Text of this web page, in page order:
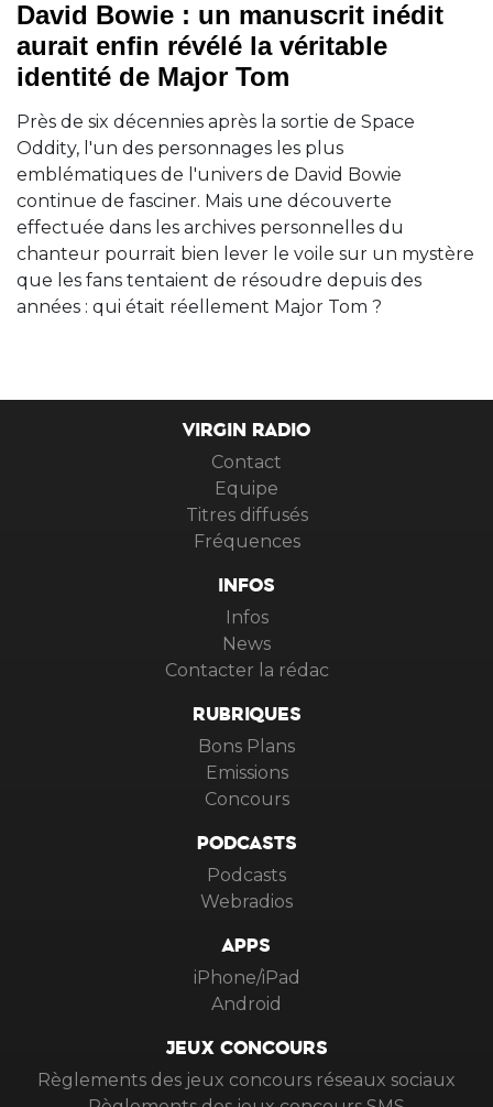
David Bowie : un manuscrit inédit
aurait enfin révélé la véritable
identité de Major Tom
Près de six décennies après la sortie de Space
Oddity, l'un des personnages les plus
emblématiques de l'univers de David Bowie
continue de fasciner. Mais une découverte
effectuée dans les archives personnelles du
chanteur pourrait bien lever le voile sur un mystère
que les fans tentaient de résoudre depuis des
années : qui était réellement Major Tom ?
VIRGIN RADIO
Contact
Equipe
Titres diffusés
Fréquences
INFOS
Infos
News
Contacter la rédac
RUBRIQUES
Bons Plans
Emissions
Concours
PODCASTS
Podcasts
Webradios
APPS
iPhone/iPad
Android
JEUX CONCOURS
Règlements des jeux concours réseaux sociaux